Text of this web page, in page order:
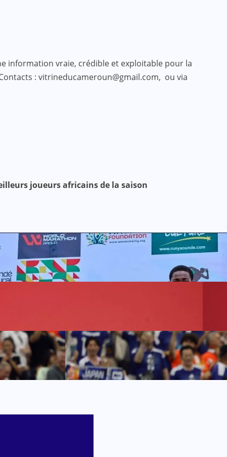
information vraie, crédible et exploitable pour la
: vitrineducameroun@gmail.com, ou via
joueurs africains de la saison